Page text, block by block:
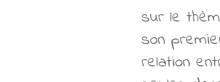
sur le
son
relation